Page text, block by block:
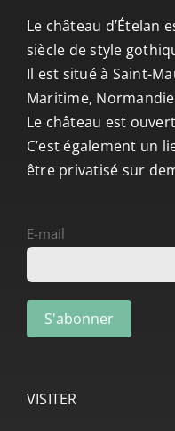
Le château d’Ételan
siècle de style
Il est situé à Saint-
Maritime,
Le château est
C’est également un
être privatisé sur
E-mail
VISITER